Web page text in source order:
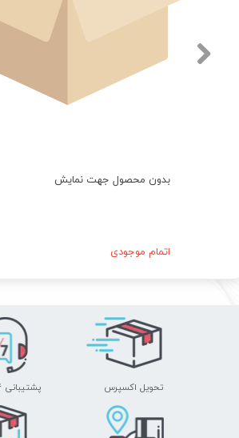
بدون محصول جهت نمایش
اتمام موجودی
تحویل اکسپرس پشتیبانی ۲۴ ساعته